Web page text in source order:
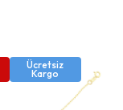
Ücretsiz
Kargo